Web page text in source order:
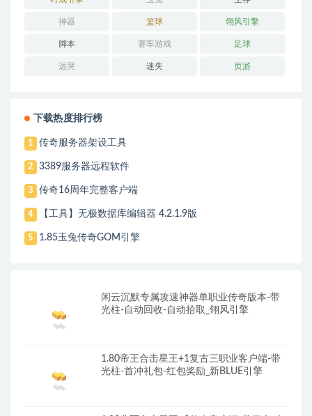
神器 篮球 翎风引擎
脚本 赛车游戏 足球
远哭 迷失 页游
下载热度排行榜
1 传奇服务器架设工具
2 3389服务器远程软件
3 传奇16周年完整客户端
4 【工具】无极数据库编辑器 4.2.1.9版
5 1.85玉兔传奇GOM引擎
闲云沉默专属攻速神器单职业传奇版本-带
光柱-自动回收-自动拾取_翎风引擎
1.80帝王合击星王+1复古三职业客户端-带
光柱-首冲礼包-红包奖励_新BLUE引擎